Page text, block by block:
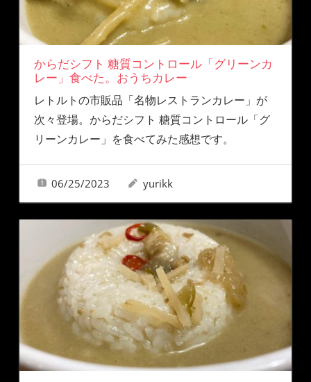
からだシフト 糖質コントロール「グリーンカ
レー」食べた。おうちカレー
レトルトの市販品「名物レストランカレー」が
次々登場。からだシフト 糖質コントロール「グ
リーンカレー」を食べてみた感想です。
06/25/2023 yurikk